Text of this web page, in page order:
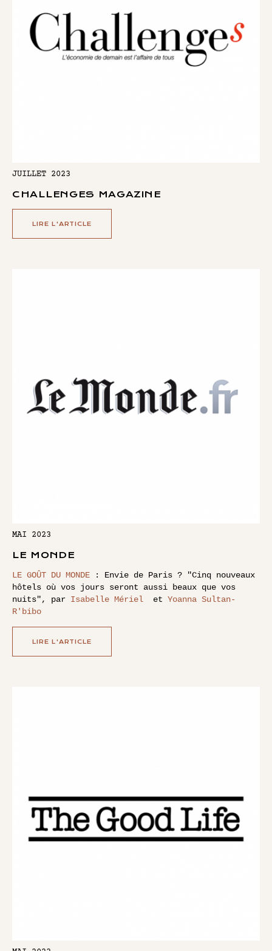
JUILLET 2023
CHALLENGES MAGAZINE
LIRE L'ARTICLE
MAI 2023
LE MONDE
LE GOÛT DU MONDE : Envie de Paris ? "Cinq nouveaux
hôtels où vos jours seront aussi beaux que vos
nuits", par Isabelle Mériel et Yoanna Sultan-
R'bibo
LIRE L'ARTICLE